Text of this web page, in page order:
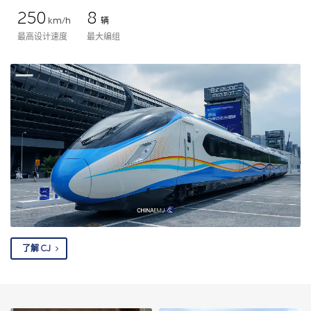
250 km/h
最高设计速度
8 辆
最大编组
了解 CJ